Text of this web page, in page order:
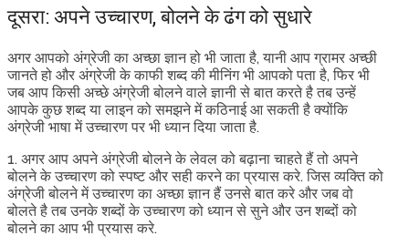
दूसरा: अपने उच्चारण, बोलने के ढंग को सुधारे
अगर आपको अंग्रेजी का अच्छा ज्ञान हो भी जाता है, यानी आप ग्रामर अच्छी
जानते हो और अंग्रेजी के काफी शब्द की मीनिंग भी आपको पता है, फिर भी
जब आप किसी अच्छे अंग्रेजी बोलने वाले ज्ञानी से बात करते है तब उन्हें
आपके कुछ शब्द या लाइन को समझने में कठिनाई आ सकती है क्योंकि
अंग्रेजी भाषा में उच्चारण पर भी ध्यान दिया जाता है.
1. अगर आप अपने अंग्रेजी बोलने के लेवल को बढ़ाना चाहते हैं तो अपने
बोलने के उच्चारण को स्पष्ट और सही करने का प्रयास करे. जिस व्यक्ति को
अंग्रेजी बोलने में उच्चारण का अच्छा ज्ञान हैं उनसे बात करे और जब वो
बोलते है तब उनके शब्दों के उच्चारण को ध्यान से सुने और उन शब्दों को
बोलने का आप भी प्रयास करे.